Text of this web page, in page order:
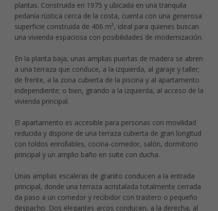
plantas. Construida en 1975 y ubicada en una tranquila
pedanía rústica cerca de la costa, cuenta con una generosa
superficie construida de 406 m², ideal para quienes buscan
una vivienda espaciosa con posibilidades de modernización.
En la planta baja, unas amplias puertas de madera se abren
a una terraza que conduce, a la izquierda, al garaje y taller;
de frente, a la zona cubierta de la piscina y al apartamento
independiente; o bien, girando a la izquierda, al acceso de la
vivienda principal.
El apartamento es accesible para personas con movilidad
reducida y dispone de una terraza cubierta de gran longitud
con toldos enrollables, cocina-comedor, salón, dormitorio
principal y un amplio baño en suite con ducha.
Unas amplias escaleras de granito conducen a la entrada
principal, donde una terraza acristalada totalmente cerrada
da paso a un comedor y recibidor con trastero o pequeño
despacho. Dos elegantes arcos conducen, a la derecha, al